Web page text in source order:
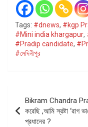
Tags: #dnews, #kgp
#Mini india khargapur,
#Pradip candidate,
#মেদিনীপুর
Post
navigation
Bikram Chandra
করেছি ,আমি স্রষ্টা ‘রাগ
প্রধানের ?